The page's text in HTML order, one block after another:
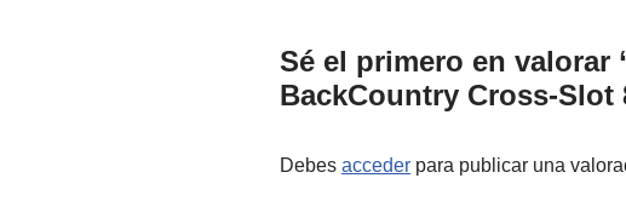
Sé el primero en valorar
BackCountry Cross-Slot
Debes acceder para publicar una